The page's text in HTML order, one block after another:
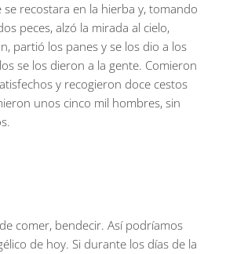
recostara en la hierba y, tomando
peces, alzó la mirada al cielo,
partió los panes y se los dio a los
se los dieron a la gente. Comieron
y recogieron doce cestos
unos cinco mil hombres, sin
comer, bendecir. Así podríamos
de hoy. Si durante los días de la